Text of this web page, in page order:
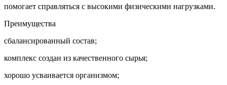
помогает справляться с высокими физическими нагрузками.
Преимущества
сбалансированный состав;
комплекс создан из качественного сырья;
хорошо усваивается организмом;